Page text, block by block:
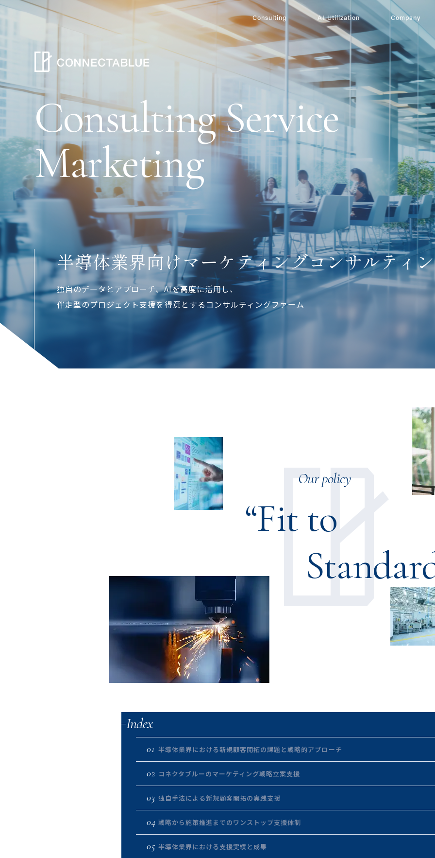
Consulting AI Utilization Company
Consulting Service
Marketing
半導体業界向けマーケティングコンサルティ
独自のデータとアプローチ、AIを高度に活用し、
伴走型のプロジェクト支援を得意とするコンサルティングファーム
Our policy
“Fit to
Index
01 半導体業界における新規顧客開拓の課題と戦略的アプローチ
02 コネクタブルーのマーケティング戦略立案支援
03 独自手法による新規顧客開拓の実践支援
04 戦略から施策推進までのワンストップ支援体制
05 半導体業界における支援実績と成果